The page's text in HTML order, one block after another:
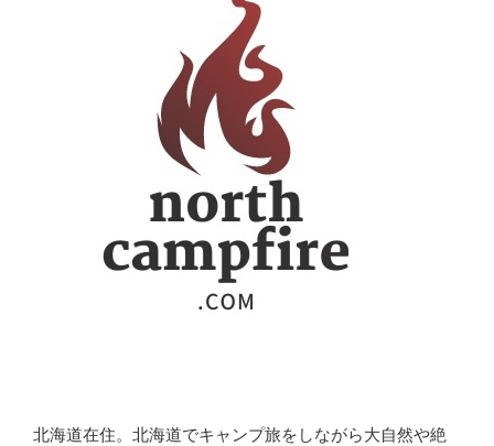
北海道在住。北海道でキャンプ旅をしながら大自然や絶